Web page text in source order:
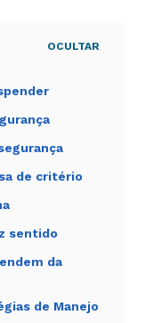
OCULTAR
de critério
sentido
da
de Manejo